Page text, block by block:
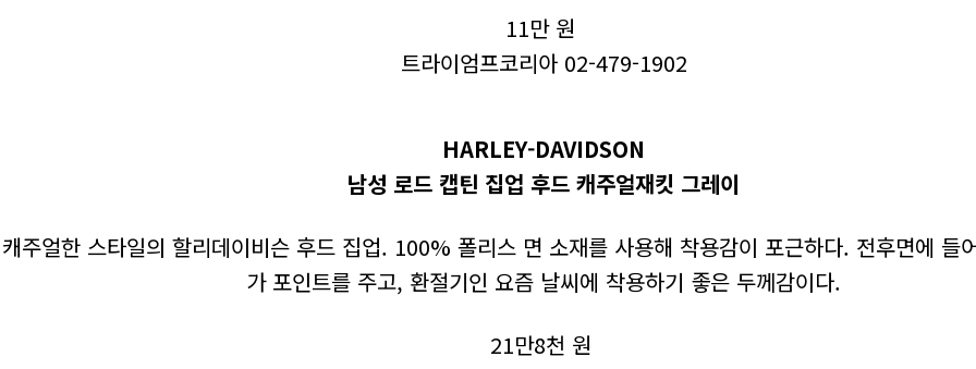
11만 원
트라이엄프코리아 02-479-1902
HARLEY-DAVIDSON
남성 로드 캡틴 집업 후드 캐주얼재킷 그레이
캐주얼한 스타일의 할리데이비슨 후드 집업. 100% 폴리스 면 소재를 사용해 착용감이 포근하다. 전후면에 들
가 포인트를 주고, 환절기인 요즘 날씨에 착용하기 좋은 두께감이다.
21만8천 원